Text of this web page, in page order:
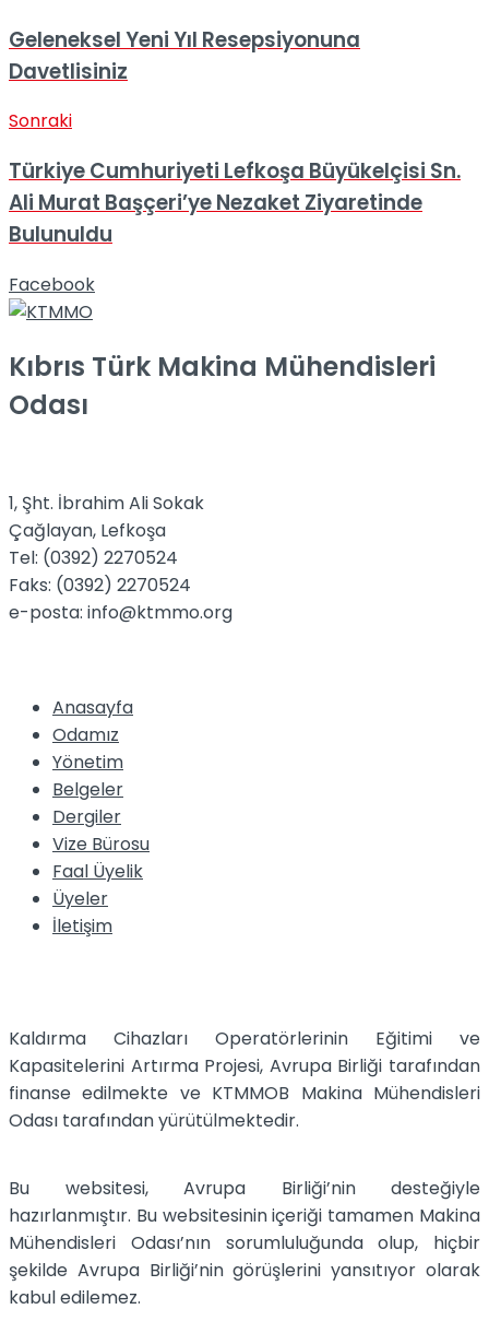
Geleneksel Yeni Yıl Resepsiyonuna
Davetlisiniz
Sonraki
Türkiye Cumhuriyeti Lefkoşa Büyükelçisi Sn.
Ali Murat Başçeri’ye Nezaket Ziyaretinde
Bulunuldu
Facebook
Kıbrıs Türk Makina Mühendisleri
Odası
1, Şht. İbrahim Ali Sokak
Çağlayan, Lefkoşa
Tel: (0392) 2270524
Faks: (0392) 2270524
e-posta: info@ktmmo.org
Anasayfa
Odamız
Yönetim
Belgeler
Dergiler
Vize Bürosu
Faal Üyelik
Üyeler
İletişim
Kaldırma Cihazları Operatörlerinin Eğitimi ve
Kapasitelerini Artırma Projesi, Avrupa Birliği tarafından
finanse edilmekte ve KTMMOB Makina Mühendisleri
Odası tarafından yürütülmektedir.
Bu websitesi, Avrupa Birliği’nin desteğiyle
hazırlanmıştır. Bu websitesinin içeriği tamamen Makina
Mühendisleri Odası’nın sorumluluğunda olup, hiçbir
şekilde Avrupa Birliği’nin görüşlerini yansıtıyor olarak
kabul edilemez.